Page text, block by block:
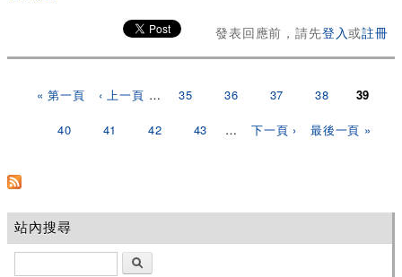
發表回應前，請先登入或註冊
« 第一頁 ‹ 上一頁 … 35 36 37 38 39
40 41 42 43 … 下一頁 › 最後一頁 »
站內搜尋